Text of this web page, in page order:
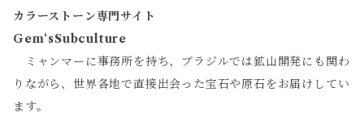
カラーストーン専門サイト
Gem‘sSubculture
ミャンマーに事務所を持ち、ブラジルでは鉱山開発にも関わ
りながら、世界各地で直接出会った宝石や原石をお届けしてい
ます。